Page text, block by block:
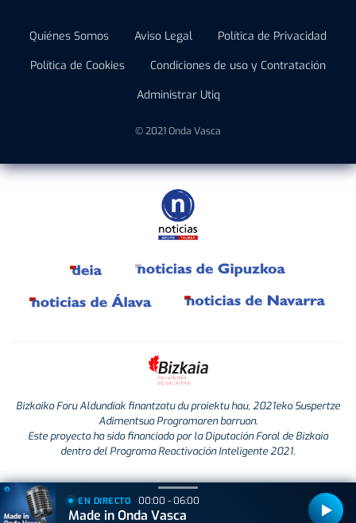
Quiénes Somos Aviso Legal
Política de Privacidad
Política de Cookies
Condiciones de uso y Contratación
Administrar Utiq
© 2021 Onda Vasca
Bizkaiko Foru Aldundiak finantzatu du proiektu hau, 2021eko Suspertze
Adimentsua Programaren barruan.
Este proyecto ha sido financiado por la Diputación Foral de Bizkaia
dentro del Programa Reactivación Inteligente 2021.
EN DIRECTO 00:00 - 06:00
Made in Onda Vasca